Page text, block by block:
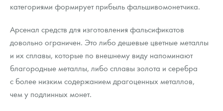
категориями формирует прибыль фальшивомонетчика.
Арсенал средств для изготовления фальсификатов
довольно ограничен. Это либо дешевые цветные металлы
и их сплавы, которые по внешнему виду напоминают
благородные металлы, либо сплавы золота и серебра
с более низким содержанием драгоценных металлов,
чем у подлинных монет.